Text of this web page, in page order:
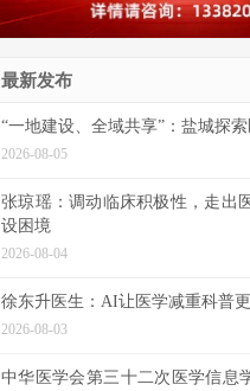
最新发布
“一地建设、全域共享”：盐城探
2026-08-05
张琼瑶：调动临床积极性，走出
设困境
2026-08-04
徐东升医生：AI让医学减重科普
2026-08-03
中华医学会第三十二次医学信息